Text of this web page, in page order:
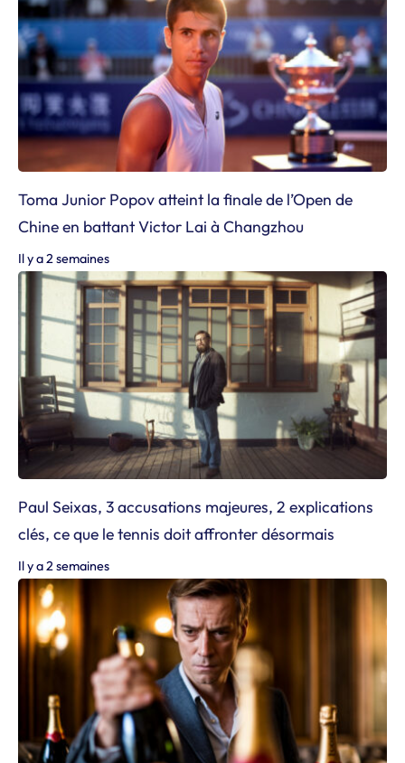
Toma Junior Popov atteint la finale de l’Open de
Chine en battant Victor Lai à Changzhou
Il y a 2 semaines
Paul Seixas, 3 accusations majeures, 2 explications
clés, ce que le tennis doit affronter désormais
Il y a 2 semaines